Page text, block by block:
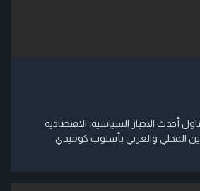
أحدث الاخبار السياسية، الاقتصادية
المحلي والعربي بأسلوب كوميدي